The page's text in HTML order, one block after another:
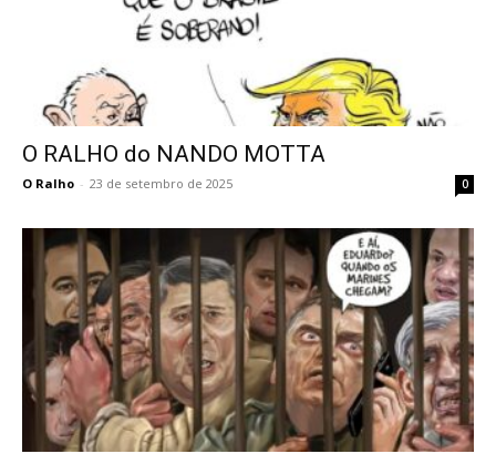
O RALHO do NANDO MOTTA
O Ralho - 23 de setembro de 2025 0